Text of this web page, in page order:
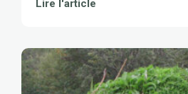
Lire l'article